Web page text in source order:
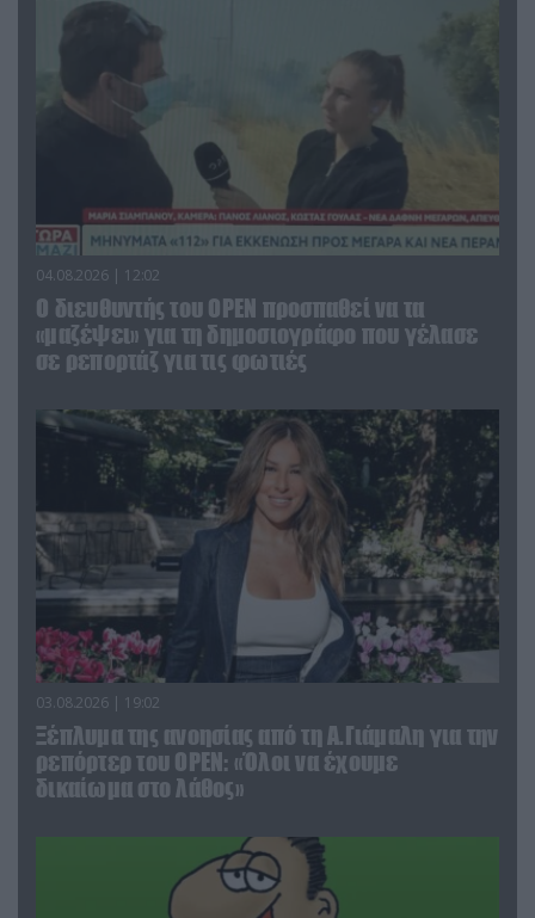
04.08.2026 | 12:02
O διευθυντής του OPEN προσπαθεί να τα
«μαζέψει» για τη δημοσιογράφο που γέλασε
σε ρεπορτάζ για τις φωτιές
03.08.2026 | 19:02
Ξέπλυμα της ανοησίας από τη Α.Γιάμαλη για την
ρεπόρτερ του ΟΡΕΝ: «Όλοι να έχουμε
δικαίωμα στο λάθος»